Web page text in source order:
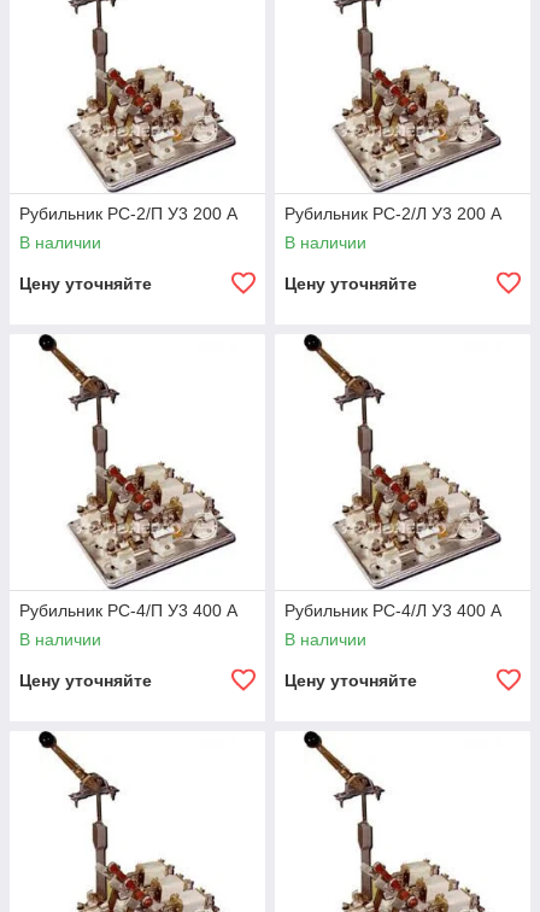
Рубильник РС-2/П У3 200 А
В наличии
Цену уточняйте
Рубильник РС-2/Л У3 200 А
В наличии
Цену уточняйте
Рубильник РС-4/П У3 400 А
В наличии
Цену уточняйте
Рубильник РС-4/Л У3 400 А
В наличии
Цену уточняйте